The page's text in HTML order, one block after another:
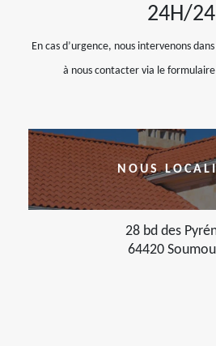
24H/24
En cas d’urgence, nous intervenons
à nous contacter via le
NOUS
28 bd des
64420